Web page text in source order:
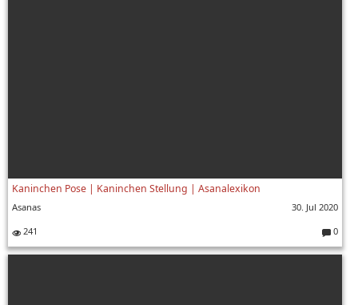
Kaninchen Pose | Kaninchen Stellung | Asanalexikon
Asanas
30. Jul 2020
241
0